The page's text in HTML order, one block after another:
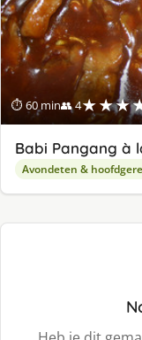
⏱ 60 min👥 4
Babi Pangang à
Avondeten &